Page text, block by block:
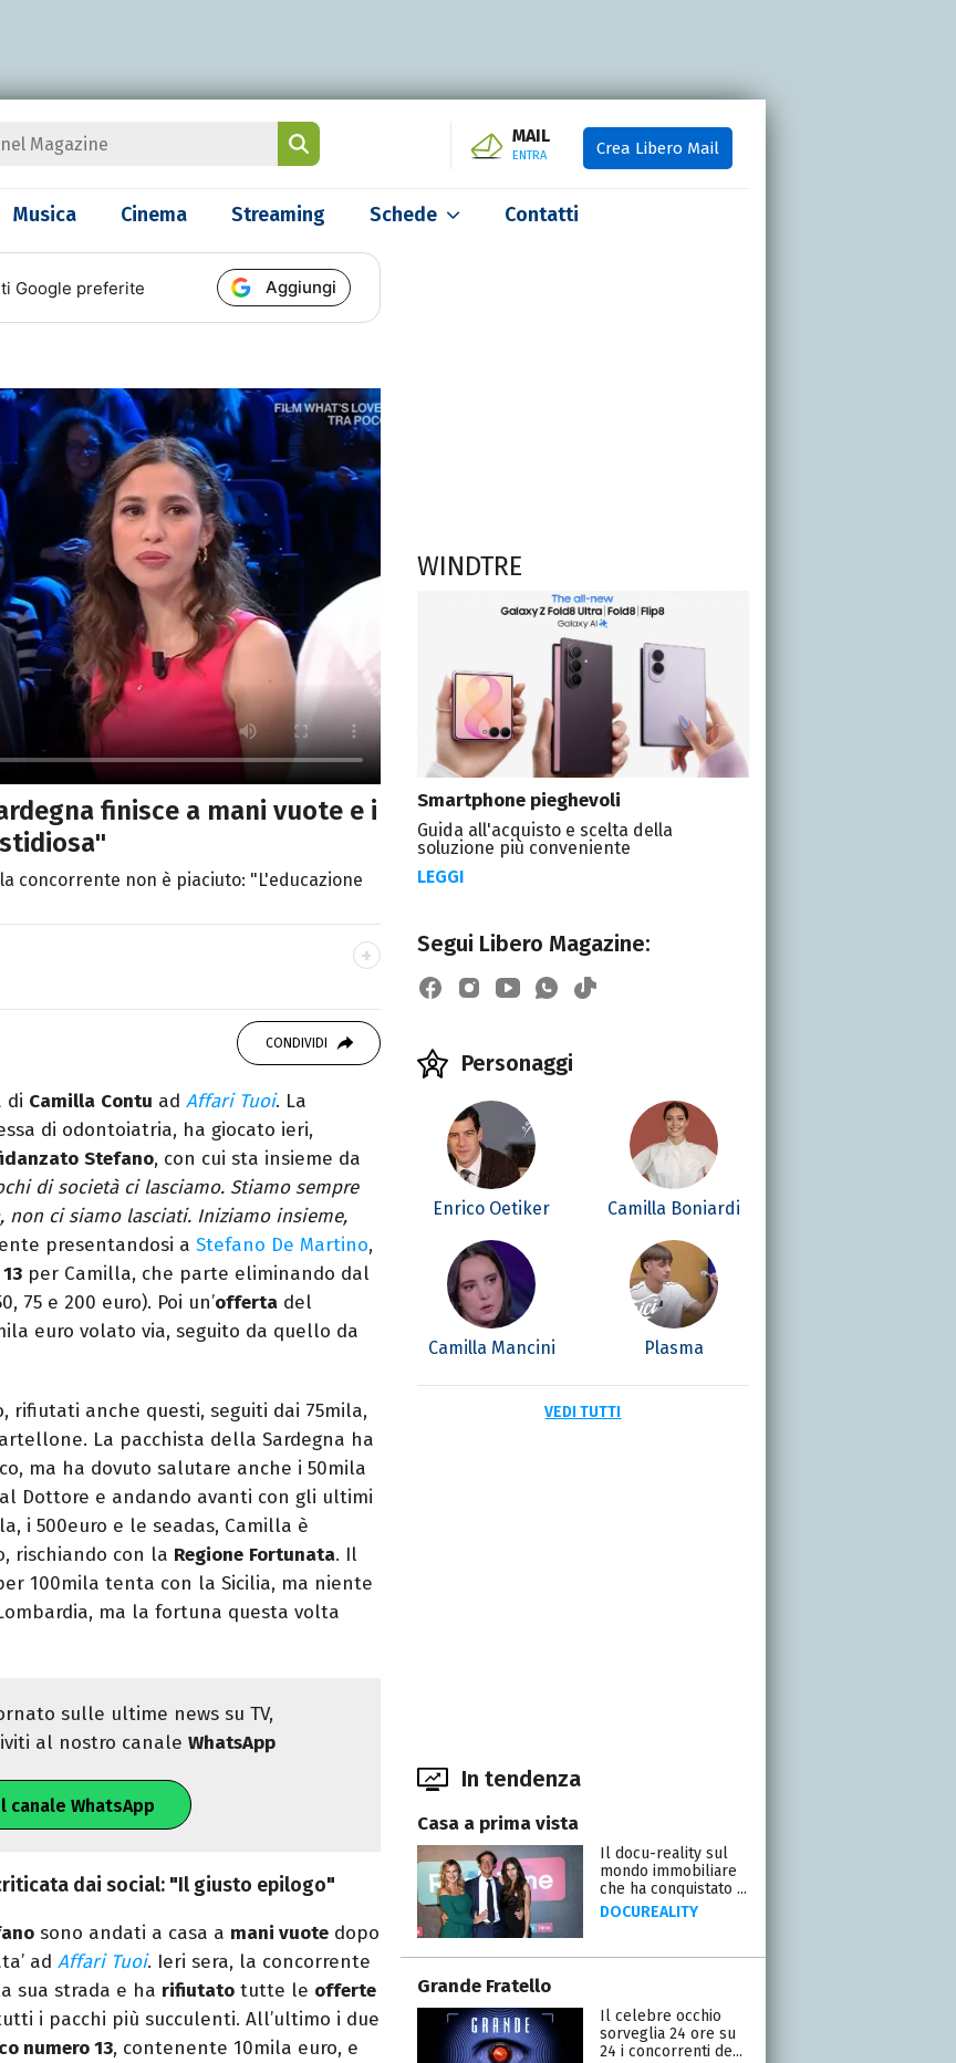
MAIL
ENTRA Crea Libero Mail
Musica Cinema Streaming Schede Contatti
Google preferite Aggiungi
finisce a mani vuote e i
concorrente non è piaciuto: "L'educazione
il silenzio, il mare e Il Libro
insieme a un romanzo di Zafon.
CONDIVIDI
di Camilla Contu ad Affari Tuoi. La
di odontoiatria, ha giocato ieri,
Stefano, con cui sta insieme da
di società ci lasciamo. Stiamo sempre
non ci siamo lasciati. Iniziamo insieme,
presentandosi a Stefano De Martino,
per Camilla, che parte eliminando dal
75 e 200 euro). Poi un’offerta del
euro volato via, seguito da quello da
rifiutati anche questi, seguiti dai 75mila,
La pacchista della Sardegna ha
ma ha dovuto salutare anche i 50mila
Dottore e andando avanti con gli ultimi
i 500euro e le seadas, Camilla è
rischiando con la Regione Fortunata. Il
100mila tenta con la Sicilia, ma niente
ma la fortuna questa volta
sulle ultime news su TV,
al nostro canaleWhatsApp
canale WhatsApp
dai social: "Il giusto epilogo"
sono andati a casa a mani vuote dopo
ad Affari Tuoi. Ieri sera, la concorrente
sua strada e ha rifiutato tutte le offerte
i pacchi più succulenti. All’ultimo i due
numero 13, contenente 10mila euro, e
WINDTRE
Smartphone pieghevoli
Guida all'acquisto e scelta della
soluzione più conveniente
LEGGI
Segui Libero Magazine:
Personaggi
Enrico Oetiker Camilla Boniardi
Camilla Mancini Plasma
VEDI TUTTI
In tendenza
Casa a prima vista
Il docu-reality sul
mondo immobiliare
che ha conquistato ...
DOCUREALITY
Grande Fratello
Il celebre occhio
sorveglia 24 ore su
24 i concorrenti de...